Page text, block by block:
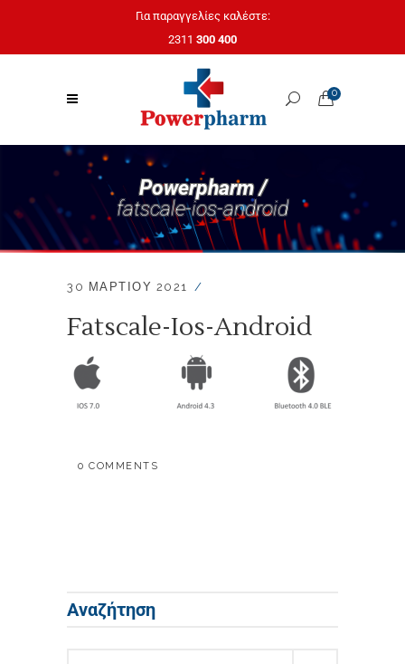
Για παραγγελίες καλέστε:
2311 300 400
0
Powerpharm /
fatscale-ios-android
30 ΜΑΡΤΊΟΥ 2021
Fatscale-Ios-Android
0 COMMENTS
Αναζήτηση